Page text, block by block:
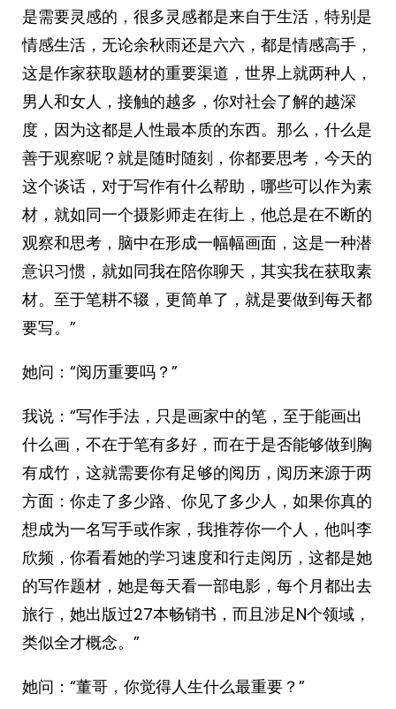
是需要灵感的，很多灵感都是来自于生活，特别是
情感生活，无论余秋雨还是六六，都是情感高手，
这是作家获取题材的重要渠道，世界上就两种人，
男人和女人，接触的越多，你对社会了解的越深
度，因为这都是人性最本质的东西。那么，什么是
善于观察呢？就是随时随刻，你都要思考，今天的
这个谈话，对于写作有什么帮助，哪些可以作为素
材，就如同一个摄影师走在街上，他总是在不断的
观察和思考，脑中在形成一幅幅画面，这是一种潜
意识习惯，就如同我在陪你聊天，其实我在获取素
材。至于笔耕不辍，更简单了，就是要做到每天都
要写。”
她问：“阅历重要吗？”
我说：“写作手法，只是画家中的笔，至于能画出
什么画，不在于笔有多好，而在于是否能够做到胸
有成竹，这就需要你有足够的阅历，阅历来源于两
方面：你走了多少路、你见了多少人，如果你真的
想成为一名写手或作家，我推荐你一个人，他叫李
欣频，你看看她的学习速度和行走阅历，这都是她
的写作题材，她是每天看一部电影，每个月都出去
旅行，她出版过27本畅销书，而且涉足N个领域，
类似全才概念。”
她问：“董哥，你觉得人生什么最重要？”